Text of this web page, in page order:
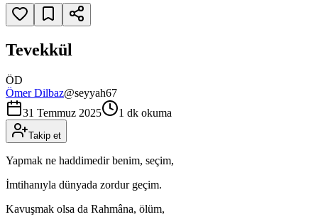
Tevekkül
ÖD
Ömer Dilbaz@seyyah67
31 Temmuz 2025
1 dk okuma
Takip et
Yapmak ne haddimedir benim, seçim,
İmtihanıyla dünyada zordur geçim.
Kavuşmak olsa da Rahmâna, ölüm,